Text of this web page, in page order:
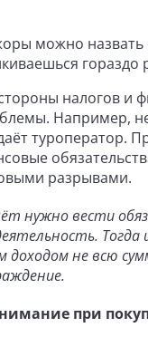
можно
гораздо
налогов и
Например,
туроператор.
разрывами.
нужно вести
не всю
при